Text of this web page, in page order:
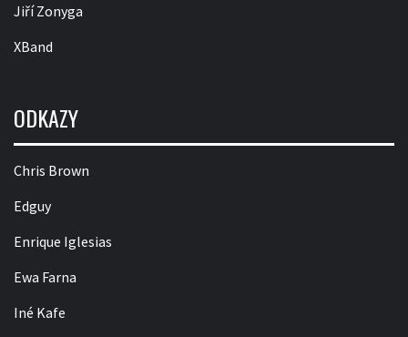
Jiří Zonyga
XBand
ODKAZY
Chris Brown
Edguy
Enrique Iglesias
Ewa Farna
Iné Kafe